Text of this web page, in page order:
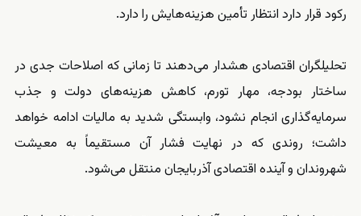
رکود قرار دارد انتظار تأمین هزینه‌هایش را دارد.
تحلیلگران اقتصادی هشدار می‌دهند تا زمانی که اصلاحات جدی در
ساختار بودجه، مهار تورم، کاهش هزینه‌های دولت و جذب
سرمایه‌گذاری انجام نشود، وابستگی شدید به مالیات ادامه خواهد
داشت؛ روندی که در نهایت فشار آن مستقیماً به معیشت
شهروندان و آینده اقتصادی آذربایجان منتقل می‌شود.